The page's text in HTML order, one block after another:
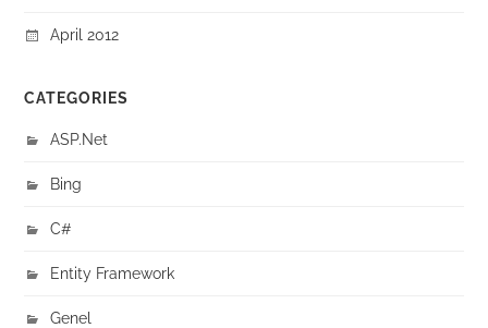
April 2012
CATEGORIES
ASP.Net
Bing
C#
Entity Framework
Genel